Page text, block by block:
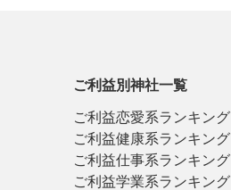
ご利益別神社一覧
ご利益恋愛系ランキング
ご利益健康系ランキング
ご利益仕事系ランキング
ご利益学業系ランキング